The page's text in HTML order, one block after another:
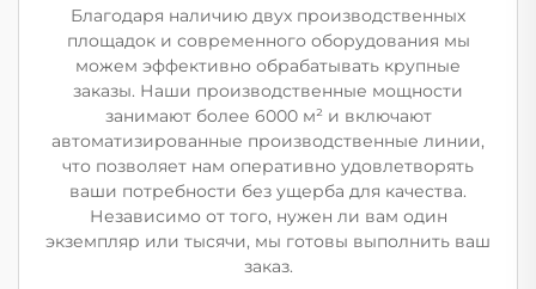
Благодаря наличию двух производственных
площадок и современного оборудования мы
можем эффективно обрабатывать крупные
заказы. Наши производственные мощности
занимают более 6000 м² и включают
автоматизированные производственные линии,
что позволяет нам оперативно удовлетворять
ваши потребности без ущерба для качества.
Независимо от того, нужен ли вам один
экземпляр или тысячи, мы готовы выполнить ваш
заказ.